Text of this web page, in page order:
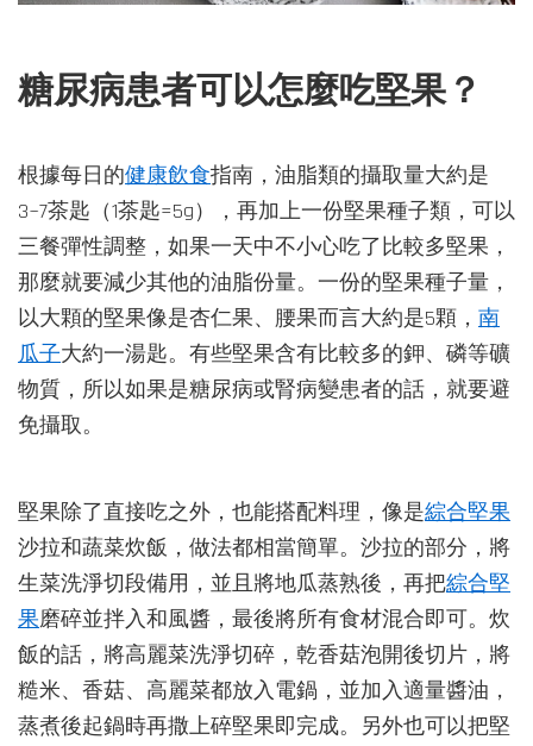
糖尿病患者可以怎麼吃堅果？
根據每日的健康飲食指南，油脂類的攝取量大約是
3~7茶匙（1茶匙=5g），再加上一份堅果種子類，可以
三餐彈性調整，如果一天中不小心吃了比較多堅果，
那麼就要減少其他的油脂份量。一份的堅果種子量，
以大顆的堅果像是杏仁果、腰果而言大約是5顆， 南
瓜子大約一湯匙。有些堅果含有比較多的鉀、磷等礦
物質，所以如果是糖尿病或腎病變患者的話，就要避
免攝取。
堅果除了直接吃之外，也能搭配料理，像是綜合堅果
沙拉和蔬菜炊飯，做法都相當簡單。沙拉的部分，將
生菜洗淨切段備用，並且將地瓜蒸熟後，再把綜合堅
果磨碎並拌入和風醬，最後將所有食材混合即可。炊
飯的話，將高麗菜洗淨切碎，乾香菇泡開後切片，將
糙米、香菇、高麗菜都放入電鍋，並加入適量醬油，
蒸煮後起鍋時再撒上碎堅果即完成。另外也可以把堅